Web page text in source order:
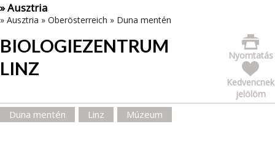
» Ausztria
» Ausztria » Oberösterreich » Duna mentén
BIOLOGIEZENTRUM
LINZ
Nyomtatás
Kedvencnek
jelölöm
Duna mentén Linz Múzeum